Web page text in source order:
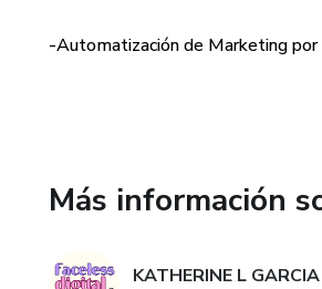
-Automatización de Marketing por
Más información
KATHERINE L GARCIA